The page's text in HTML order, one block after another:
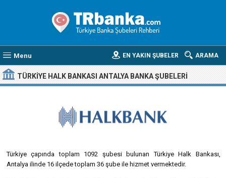
Menu ARAMA
EN YAKIN ŞUBELER
TÜRKIYE HALK BANKASI ANTALYA BANKA ŞUBELERI
Türkiye çapında toplam 1092 şubesi bulunan Türkiye Halk Bankası,
Antalya ilinde 16 ilçede toplam 36 şube ile hizmet vermektedir.